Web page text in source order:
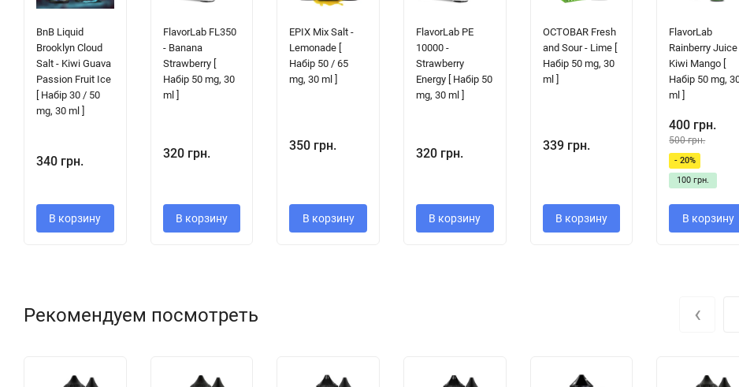
BnB Liquid
Brooklyn Cloud
Salt - Kiwi Guava
Passion Fruit Ice
[ Набір 30 / 50
mg, 30 ml ]
340 грн.
В корзину
FlavorLab FL350
- Banana
Strawberry [
Набір 50 mg, 30
ml ]
320 грн.
В корзину
EPIX Mix Salt -
Lemonade [
Набір 50 / 65
mg, 30 ml ]
350 грн.
В корзину
FlavorLab PE
10000 -
Strawberry
Energy [ Набір 50
mg, 30 ml ]
320 грн.
В корзину
OCTOBAR Fresh
and Sour - Lime [
Набір 50 mg, 30
ml ]
339 грн.
В корзину
FlavorLab
Rainberry Juice
Kiwi Mango [
Набір 50 mg,
ml ]
400 грн.
500 грн.
- 20%
100 грн.
В корзину
Рекомендуем посмотреть ‹